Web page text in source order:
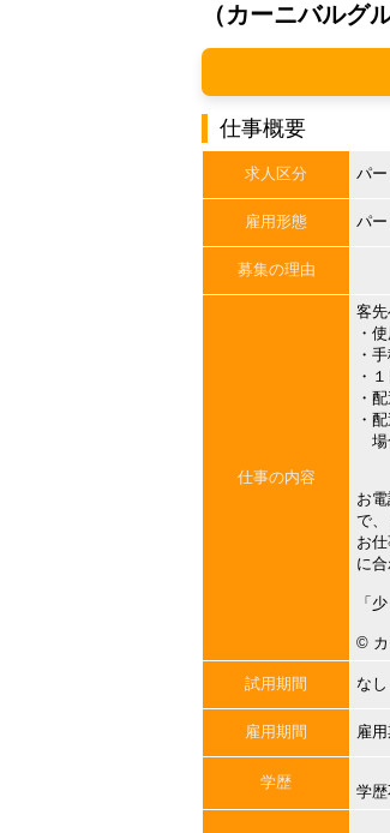
（カーニバルグ
仕事概要
求人区分 パー
雇用形態 パ
募集の理由
仕事の内容
客
・
・
・
・
・
場
お
で、
お
に
「
©︎ カ
試用期間 なし
雇用期間 雇
学歴
学